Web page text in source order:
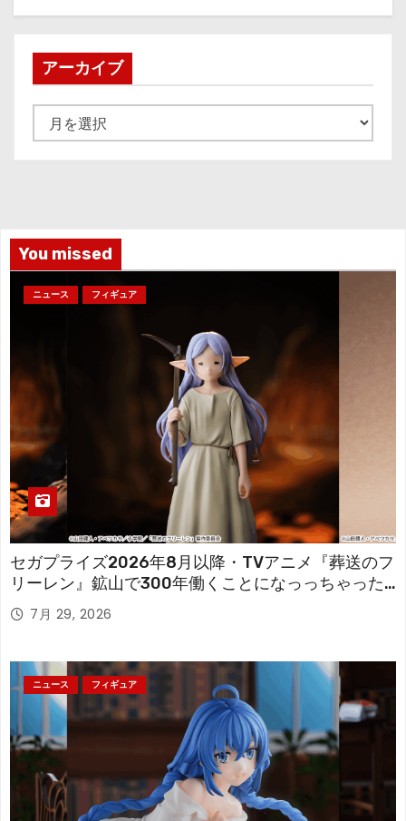
アーカイブ
ー
You missed
ニュース フィギュア
セガプライズ2026年8月以降・TVアニメ『葬送のフ
リーレン』鉱山で300年働くことになっっちゃった
「フリーレン」を立体化！
7月 29, 2026
ニュース フィギュア